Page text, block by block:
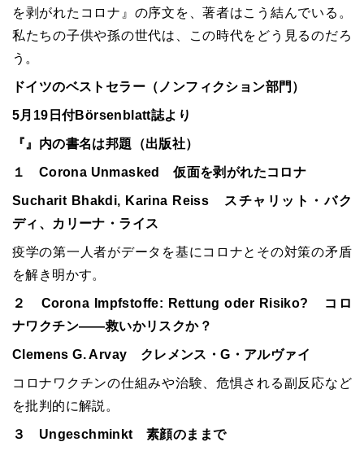
を剥がれたコロナ』の序文を、著者はこう結んでいる。
私たちの子供や孫の世代は、この時代をどう見るのだろ
う。
ドイツのベストセラー（ノンフィクション部門）
5月19日付Börsenblatt誌より
『』内の書名は邦題（出版社）
１ Corona Unmasked 仮面を剥がれたコロナ
Sucharit Bhakdi, Karina Reiss スチャリット・バク
ディ、カリーナ・ライス
疫学の第一人者がデータを基にコロナとその対策の矛盾
を解き明かす。
２ Corona Impfstoffe: Rettung oder Risiko? コロ
ナワクチン――救いかリスクか？
Clemens G. Arvay クレメンス・G・アルヴァイ
コロナワクチンの仕組みや治験、危惧される副反応など
を批判的に解説。
３ Ungeschminkt 素顔のままで